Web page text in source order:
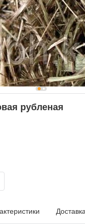
рубленая
Доставка